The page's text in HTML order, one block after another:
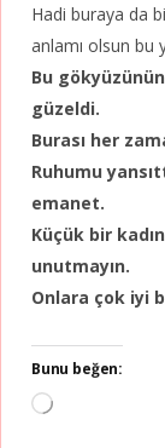
Hadi buraya da
anlamı olsun bu
Bu
güzeldi.
Burası her
Ruhumu
emanet.
Küçük bir
unutmayın.
Onlara çok iyi
Bunu beğen:
Yükleniyor...